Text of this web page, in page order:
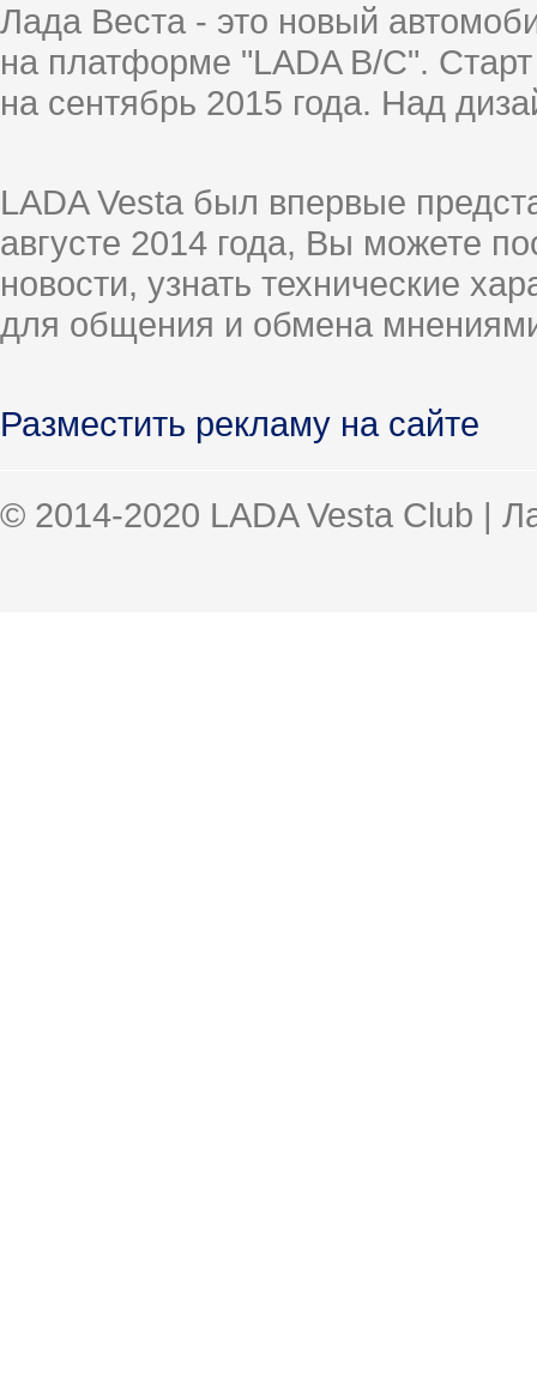
Лада Веста - это новый
на платформе "LADA B/C".
на сентябрь 2015 года. Над
LADA Vesta был впервые
августе 2014 года, Вы можете
новости, узнать технические
для общения и обмена
Разместить рекламу на сайте
© 2014-2020 LADA Vesta Club |